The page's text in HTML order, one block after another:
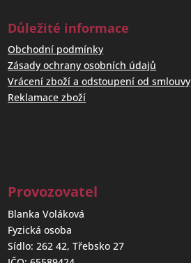
Důležité informace
Obchodní podmínky
Zásady ochrany osobních údajů
Vrácení zboží a odstoupení od smlouvy
Reklamace zboží
Provozovatel
Blanka Voláková
Fyzická osoba
Sídlo: 262 42, Třebsko 27